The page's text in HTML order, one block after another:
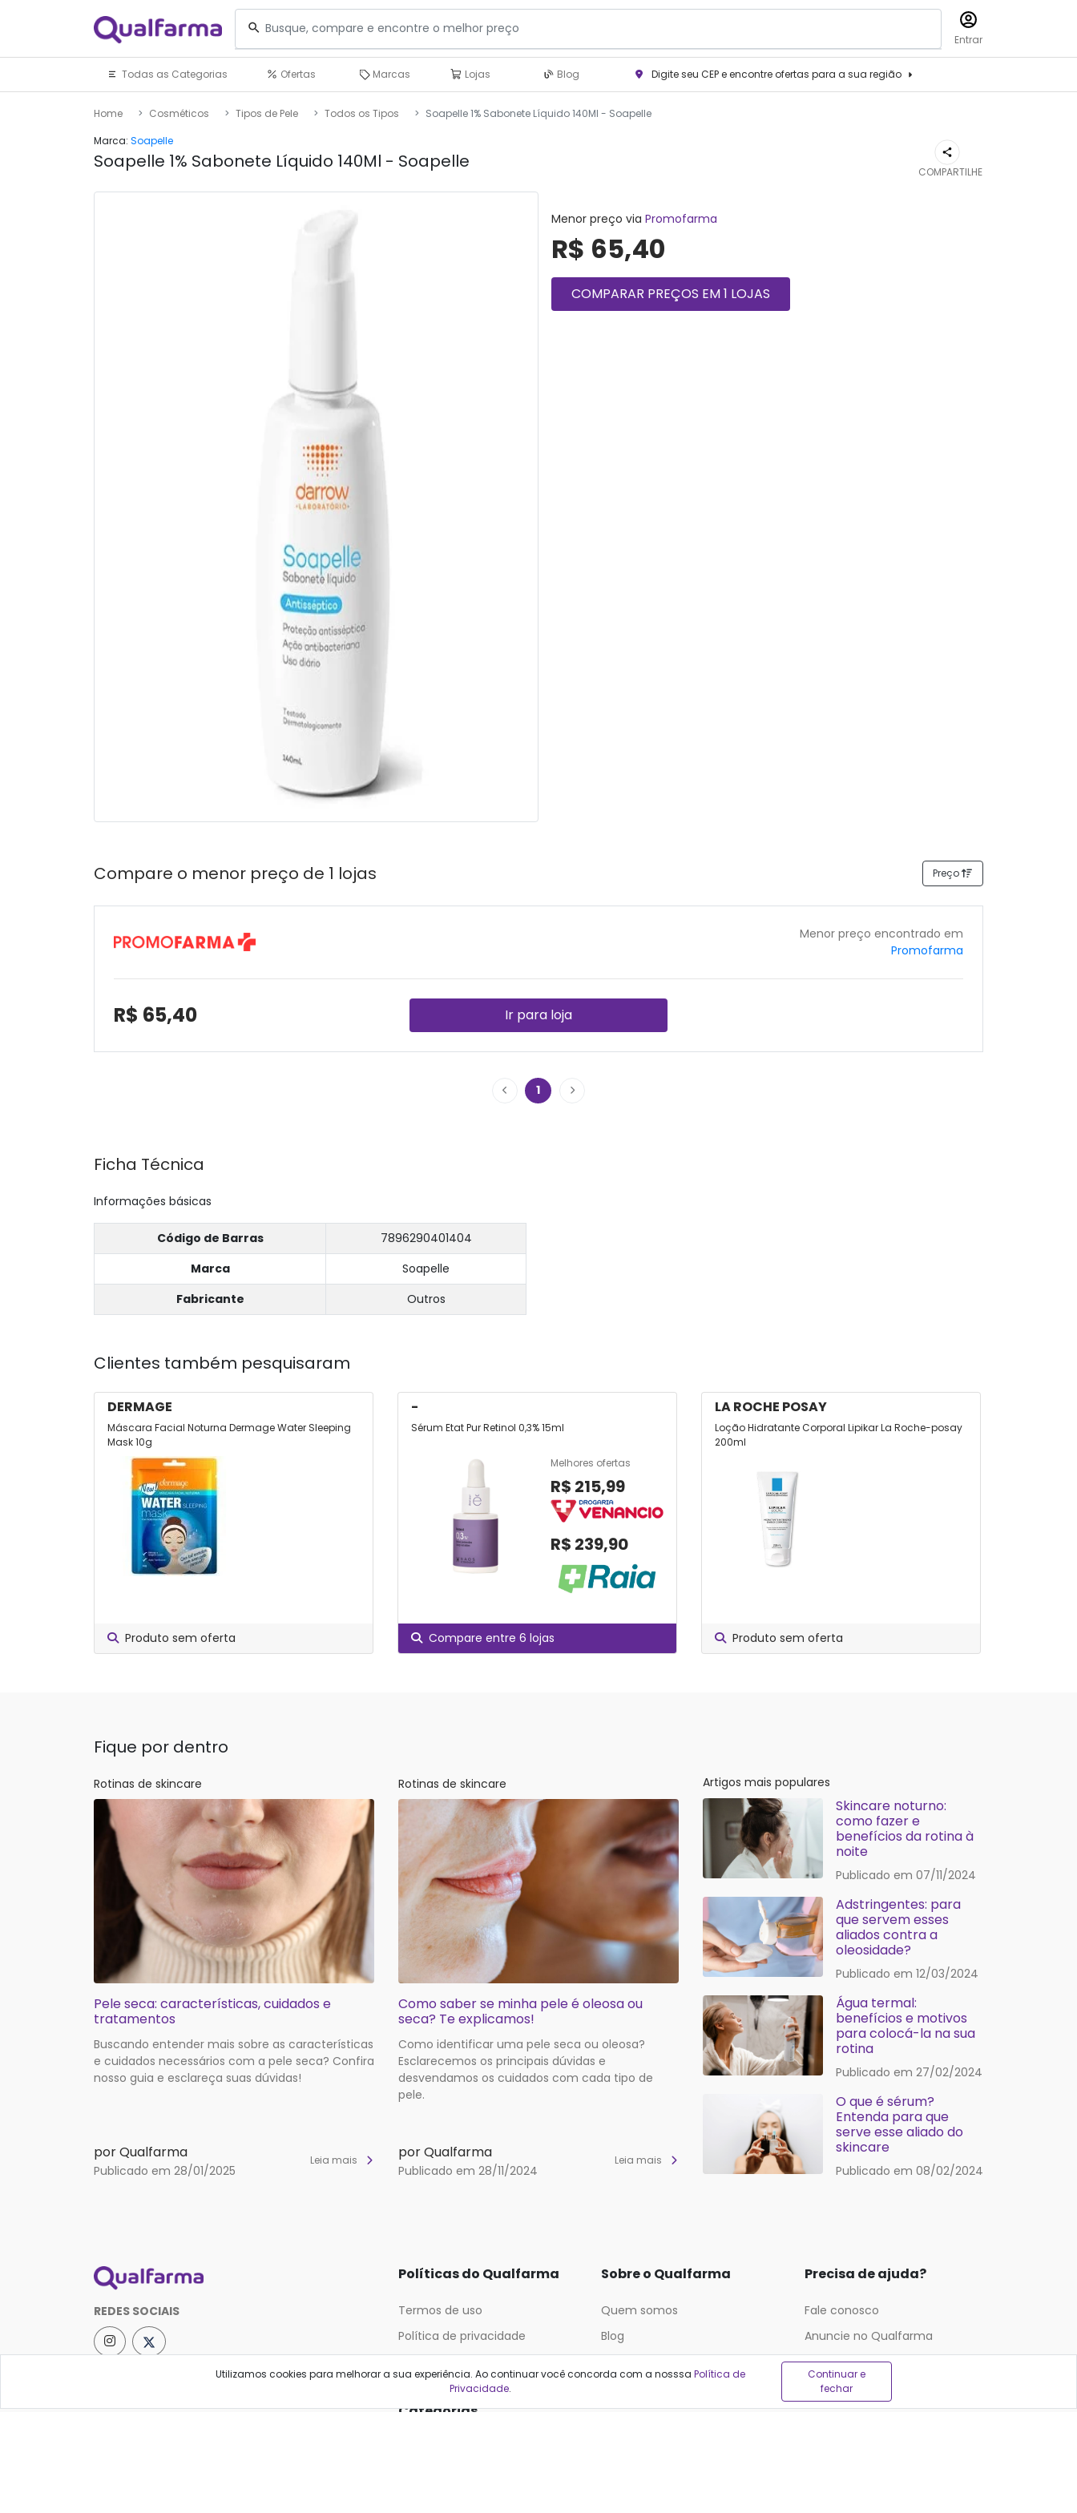
Entrar
Todas as Categorias Ofertas Marcas Lojas Blog Digite seu CEP e encontre ofertas para a sua região
Home Cosméticos Tipos de Pele Todos os Tipos
Soapelle 1% Sabonete Líquido 140Ml - Soapelle
Marca: Soapelle
Soapelle 1% Sabonete Líquido 140Ml - Soapelle COMPARTILHE
Menor preço via Promofarma
R$ 65,40
COMPARAR PREÇOS EM 1 LOJAS
Compare o menor preço de 1 lojas Preço
Menor preço encontrado em
Promofarma
R$ 65,40 Ir para loja
1
Ficha Técnica
Informações básicas
Código de Barras
7896290401404
Marca
Soapelle
Fabricante
Outros
Clientes também pesquisaram
DERMAGE
Máscara Facial Noturna Dermage Water Sleeping
Mask 10g
Produto sem oferta
-
Sérum Etat Pur Retinol 0,3% 15ml
Melhores ofertas
R$ 215,99
R$ 239,90
Compare entre 6 lojas
LA ROCHE POSAY
Loção Hidratante Corporal Lipikar La Roche-posay
200ml
Produto sem oferta
Fique por dentro
Rotinas de skincare
Pele seca: características, cuidados e
tratamentos
Buscando entender mais sobre as características
e cuidados necessários com a pele seca? Confira
nosso guia e esclareça suas dúvidas!
por Qualfarma
Publicado em 28/01/2025
Leia mais
Rotinas de skincare
Como saber se minha pele é oleosa ou
seca? Te explicamos!
Como identificar uma pele seca ou oleosa?
Esclarecemos os principais dúvidas e
desvendamos os cuidados com cada tipo de
pele.
por Qualfarma
Publicado em 28/11/2024
Leia mais
Artigos mais populares
Skincare noturno:
como fazer e
benefícios da rotina à
noite
Publicado em 07/11/2024
Adstringentes: para
que servem esses
aliados contra a
oleosidade?
Publicado em 12/03/2024
Água termal:
benefícios e motivos
para colocá-la na sua
rotina
Publicado em 27/02/2024
O que é sérum?
Entenda para que
serve esse aliado do
skincare
Publicado em 08/02/2024
REDES SOCIAIS
Políticas do Qualfarma
Termos de uso
Política de privacidade
Sobre o Qualfarma
Quem somos
Blog
Precisa de ajuda?
Fale conosco
Anuncie no Qualfarma
Suporte
Categorias
Utilizamos cookies para melhorar a sua experiência. Ao continuar você concorda com a nosssa Política de
Privacidade.
Continuar e
fechar